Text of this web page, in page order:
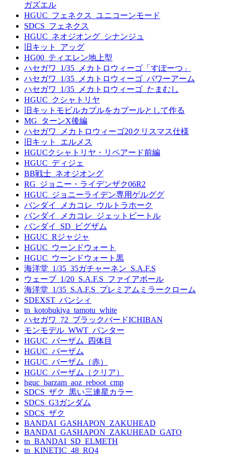
ガズエル
HGUC_フェネクス_ユニコーンモード
SDCS_フェネクス
HGUC_ネオジオング_シナンジュ
旧キット_アッグ
HG00_ティエレン地上型
ハセガワ_1/35_メカトロウィーゴ「すぽーつ」
ハセガワ_1/35_メカトロウィーゴ_パワーアーム
ハセガワ_1/35_メカトロウィーゴ_たまむし
HGUC_クシャトリヤ
旧キットモビルカプルをカプールとして作る
MG_ターンX後編
ハセガワ_メカトロウィーゴ20クリスマス仕様
旧キット_エルメス
HGUCクシャトリヤ・リペアード前編
HGUC_ディジェ
BB戦士_ネオジオング
RG_ジョニー・ライデンザク06R2
HGUC_ジョニーライデン専用ゲルググ
バンダイ_メカコレ_ウルトラホーク
バンダイ_メカコレ_ジェットビートル
バンダイ_SD_ビグザム
HGUC_Rジャジャ
HGUC_ウーンドウォート
HGUC_ウーンドウォート黒
海洋堂_1/35_35ガチャーネン_S.A.F.S
ウェーブ_1/20_S.A.F.S_ファイアボール
海洋堂_1/35_S.A.F.S_プレミアムミラークローム
SDEXST_バンシィ
tn_kotobukiya_tamotu_white
ハセガワ_72_ブラックバードICHIBAN
モンモデル_WWT_パンター
HGUC_バーザム_四体目
HGUC_バーザム
HGUC_バーザム（赤）
HGUC_バーザム（クリア）
hguc_barzam_aoz_reboot_cmp
SDCS_ザク_黒い三連星カラー
SDCS_G3ガンダム
SDCS_ザク
BANDAI_GASHAPON_ZAKUHEAD
BANDAI_GASHAPON_ZAKUHEAD_GATO
tn_BANDAI_SD_ELMETH
tn_KINETIC_48_RQ4